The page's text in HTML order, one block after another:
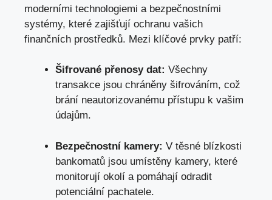
moderními technologiemi a bezpečnostními
systémy, které zajišťují ochranu vašich
finančních prostředků. Mezi klíčové prvky patří:
Šifrované přenosy dat: Všechny
transakce jsou chráněny šifrováním, což
brání neautorizovanému přístupu k vašim
údajům.
Bezpečnostní kamery: V těsné blízkosti
bankomatů jsou umístěny kamery, které
monitorují okolí a pomáhají odradit
potenciální pachatele.